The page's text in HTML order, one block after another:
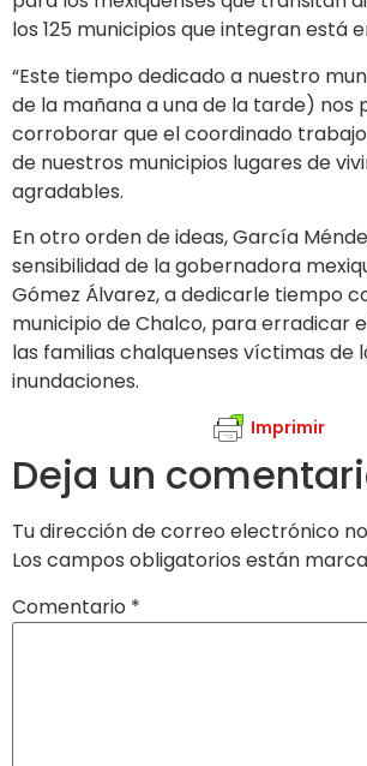
los 125 municipios que integran está
“Este tiempo dedicado a nuestro
de la mañana a una de la tarde) nos
corroborar que el coordinado
de nuestros municipios lugares de
agradables.
En otro orden de ideas, García
sensibilidad de la gobernadora
Gómez Álvarez, a dedicarle tiempo
municipio de Chalco, para erradicar
las familias chalquenses víctimas de
inundaciones.
Imprimir
Deja un
Tu dirección de correo electrónico
Los campos obligatorios están
Comentario *